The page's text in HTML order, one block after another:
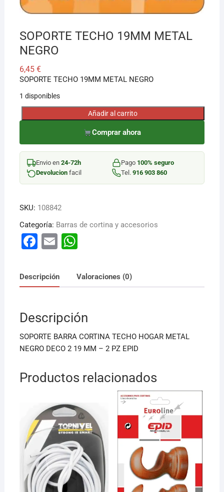
SOPORTE TECHO 19MM METAL
NEGRO
6,45 €
SOPORTE TECHO 19MM METAL NEGRO
1 disponibles
SOPORTE
19MM
METAL
NEGRO
cantidad
Añadir al carrito
Comprar ahora
Envio en 24-72h Pago 100% seguro
Devolucionfacil Tel. 916 903 860
SKU: 108842
Categoría: Barras de cortina y accesorios
F
c
e
o
o
k
E
ai
l
at
s
p
p
Descripción Valoraciones (0)
Descripción
SOPORTE BARRA CORTINA TECHO HOGAR METAL
NEGRO DECO 2 19 MM – 2 PZ EPID
Productos relacionados